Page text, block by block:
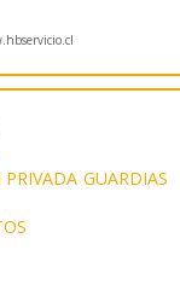
PRIVADA GUARDIAS